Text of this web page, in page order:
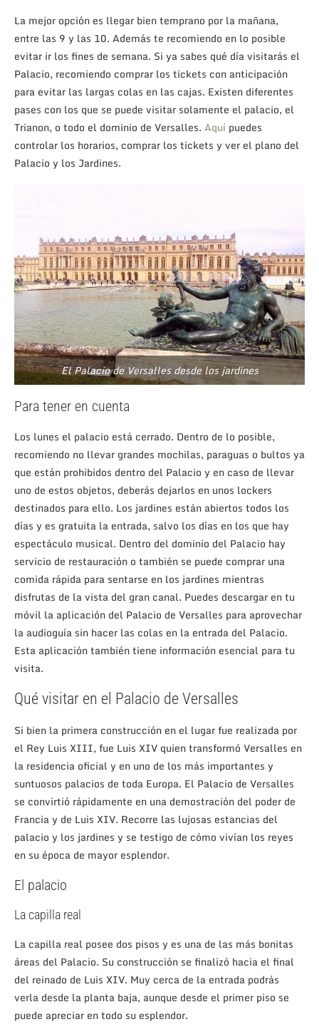
La mejor opción es llegar bien temprano por la mañana,
entre las 9 y las 10. Además te recomiendo en lo posible
evitar ir los fines de semana. Si ya sabes qué día visitarás el
Palacio, recomiendo comprar los tickets con anticipación
para evitar las largas colas en las cajas. Existen diferentes
pases con los que se puede visitar solamente el palacio, el
Trianon, o todo el dominio de Versalles. Aquí puedes
controlar los horarios, comprar los tickets y ver el plano del
Palacio y los Jardines.
El Palacio de Versalles desde los jardines
Para tener en cuenta
Los lunes el palacio está cerrado. Dentro de lo posible,
recomiendo no llevar grandes mochilas, paraguas o bultos ya
que están prohibidos dentro del Palacio y en caso de llevar
uno de estos objetos, deberás dejarlos en unos lockers
destinados para ello. Los jardines están abiertos todos los
días y es gratuita la entrada, salvo los días en los que hay
espectáculo musical. Dentro del dominio del Palacio hay
servicio de restauración o también se puede comprar una
comida rápida para sentarse en los jardines mientras
disfrutas de la vista del gran canal. Puedes descargar en tu
móvil la aplicación del Palacio de Versalles para aprovechar
la audioguía sin hacer las colas en la entrada del Palacio.
Esta aplicación también tiene información esencial para tu
visita.
Qué visitar en el Palacio de Versalles
Si bien la primera construcción en el lugar fue realizada por
el Rey Luis XIII, fue Luis XIV quien transformó Versalles en
la residencia oficial y en uno de los más importantes y
suntuosos palacios de toda Europa. El Palacio de Versalles
se convirtió rápidamente en una demostración del poder de
Francia y de Luis XIV. Recorre las lujosas estancias del
palacio y los jardines y se testigo de cómo vivían los reyes
en su época de mayor esplendor.
El palacio
La capilla real
La capilla real posee dos pisos y es una de las más bonitas
áreas del Palacio. Su construcción se finalizó hacia el final
del reinado de Luis XIV. Muy cerca de la entrada podrás
verla desde la planta baja, aunque desde el primer piso se
puede apreciar en todo su esplendor.